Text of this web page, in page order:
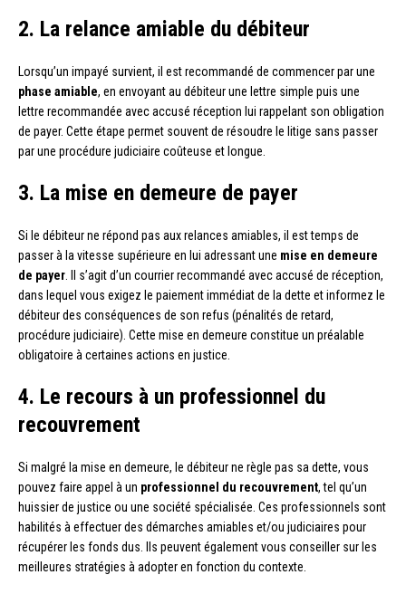
2. La relance amiable du débiteur
Lorsqu’un impayé survient, il est recommandé de commencer par une
phase amiable, en envoyant au débiteur une lettre simple puis une
lettre recommandée avec accusé réception lui rappelant son obligation
de payer. Cette étape permet souvent de résoudre le litige sans passer
par une procédure judiciaire coûteuse et longue.
3. La mise en demeure de payer
Si le débiteur ne répond pas aux relances amiables, il est temps de
passer à la vitesse supérieure en lui adressant une mise en demeure
de payer . Il s’agit d’un courrier recommandé avec accusé de réception,
dans lequel vous exigez le paiement immédiat de la dette et informez le
débiteur des conséquences de son refus (pénalités de retard,
procédure judiciaire). Cette mise en demeure constitue un préalable
obligatoire à certaines actions en justice.
4. Le recours à un professionnel du
recouvrement
Si malgré la mise en demeure, le débiteur ne règle pas sa dette, vous
pouvez faire appel à un professionnel du recouvrement, tel qu’un
huissier de justice ou une société spécialisée. Ces professionnels sont
habilités à effectuer des démarches amiables et/ou judiciaires pour
récupérer les fonds dus. Ils peuvent également vous conseiller sur les
meilleures stratégies à adopter en fonction du contexte.